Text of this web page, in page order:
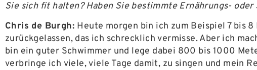
Sie sich fit halten? Haben Sie bestimmte Ernährungs-
Chris de Burgh: Heute morgen bin ich zum Beispiel 7 bis
zurückgelassen, das ich schrecklich vermisse. Aber ich
bin ein guter Schwimmer und lege dabei 800 bis 1000
verbringe ich viele, viele Tage damit, zu singen und mein